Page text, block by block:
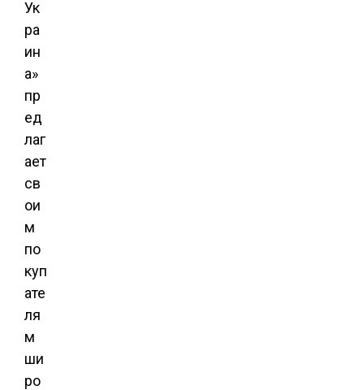
Ук
ра
ин
а»
пр
ед
лаг
ает
св
ои
м
по
куп
ате
ля
м
ши
ро